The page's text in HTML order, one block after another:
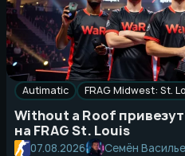
Autimatic FRAG Midwest: St.
Without a Roof
на FRAG St. Louis
07.08.2026 Семён